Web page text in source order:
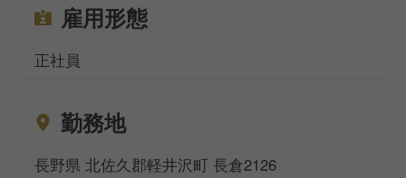
雇用形態
正社員
勤務地
長野県 北佐久郡軽井沢町 長倉2126